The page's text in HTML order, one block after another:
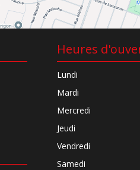
Heures
Lundi
Mardi
Mercredi
Jeudi
Vendredi
Samedi